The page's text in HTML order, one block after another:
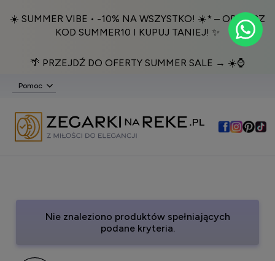
☀️ SUMMER VIBE • -10% NA WSZYSTKO! ☀️* – ODBIERZ
KOD SUMMER10 I KUPUJ TANIEJ! ✨
🌴 PRZEJDŹ DO OFERTY SUMMER SALE → ☀️⌚️
Pomoc
Nie znaleziono produktów spełniających
podane kryteria.